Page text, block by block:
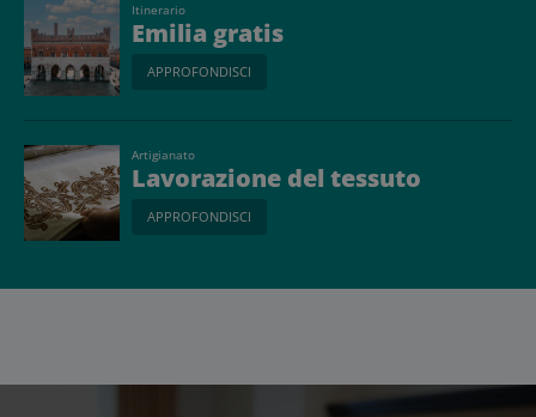
Itinerario
Emilia gratis
APPROFONDISCI
Artigianato
Lavorazione del tessuto
APPROFONDISCI